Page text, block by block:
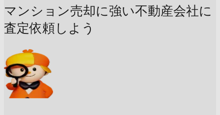
マンション売却に強い不動産会社に
査定依頼しよう